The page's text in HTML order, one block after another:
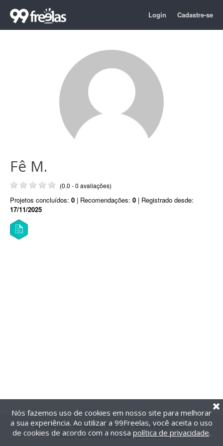
Login Cadastre-se
Fê M.
(0.0 - 0 avaliações)
Projetos concluídos: 0 | Recomendações: 0 | Registrado desde:
17/11/2025
@2014-2026 99Freelas. Todos os direitos reservados.
Termos de uso| Política de privacidade
Nós fazemos uso de cookies em nosso site para melhorar
a sua experiência. Ao utilizar a 99Freelas, você aceita o uso
de cookies de acordo com a nossa política de privacidade.